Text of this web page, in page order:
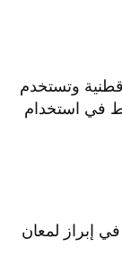
وتستخدم
في استخدام
إبراز لمعان